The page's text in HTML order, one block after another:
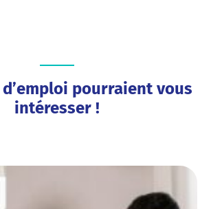
pourraient vous
intéresser !